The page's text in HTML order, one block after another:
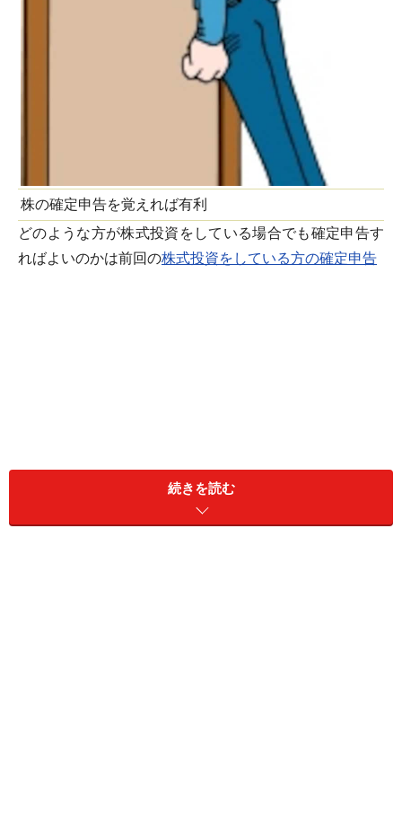
株の確定申告を覚えれば有利
どのような方が株式投資をしている場合でも確定申告す
ればよいのかは前回の株式投資をしている方の確定申告
続きを読む